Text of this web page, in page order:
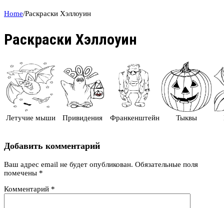
Home/Раскраски Хэллоуин
Раскраски Хэллоуин
Летучие мыши Привидения Франкенштейн Тыквы
Добавить комментарий
Ваш адрес email не будет опубликован. Обязательные поля
помечены *
Комментарий *